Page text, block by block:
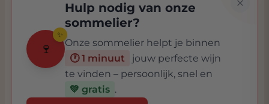
🍷
✨
Hulp nodig van onze
sommelier?
Onze sommelier helpt je binnen
🕐 1 minuut
jouw perfecte wijn
te vinden – persoonlijk, snel en
💚 gratis .